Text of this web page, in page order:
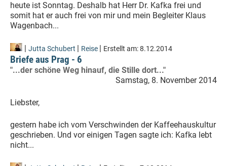
heute ist Sonntag. Deshalb hat Herr Dr. Kafka frei und
somit hat er auch frei von mir und mein Begleiter Klaus
Wagenbach...
| Jutta Schubert | Reise | Erstellt am:8.12.2014
Briefe aus Prag - 6
"...der schöne Weg hinauf, die Stille dort..."
Samstag, 8. November 2014
Liebster,
gestern habe ich vom Verschwinden der Kaffeehauskultur
geschrieben. Und vor einigen Tagen sagte ich: Kafka lebt
nicht...